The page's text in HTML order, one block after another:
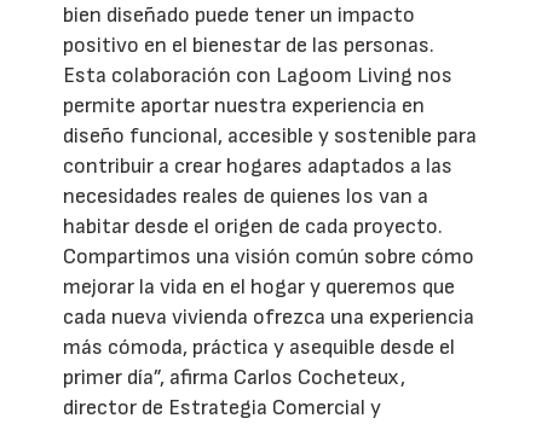
bien diseñado puede tener un impacto
positivo en el bienestar de las personas.
Esta colaboración con Lagoom Living nos
permite aportar nuestra experiencia en
diseño funcional, accesible y sostenible para
contribuir a crear hogares adaptados a las
necesidades reales de quienes los van a
habitar desde el origen de cada proyecto.
Compartimos una visión común sobre cómo
mejorar la vida en el hogar y queremos que
cada nueva vivienda ofrezca una experiencia
más cómoda, práctica y asequible desde el
primer día”, afirma Carlos Cocheteux,
director de Estrategia Comercial y